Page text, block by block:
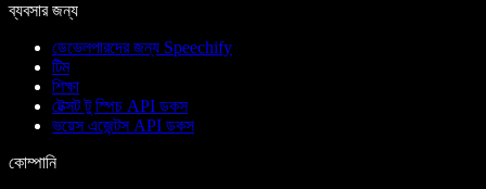
ব্যবসার জন্য
ডেভেলপারদের জন্য Speechify
টিম
শিক্ষা
টেক্সট টু স্পিচ API ডকস
ভয়েস এজেন্টস API ডকস
কোম্পানি